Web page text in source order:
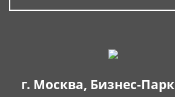
г. Москва, Бизнес-Парк